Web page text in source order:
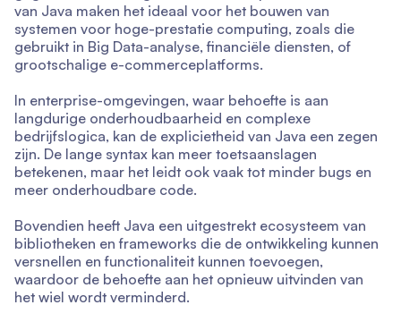
van Java maken het ideaal voor het bouwen van
systemen voor hoge-prestatie computing, zoals die
gebruikt in Big Data-analyse, financiële diensten, of
grootschalige e-commerceplatforms.
In enterprise-omgevingen, waar behoefte is aan
langdurige onderhoudbaarheid en complexe
bedrijfslogica, kan de explicietheid van Java een zegen
zijn. De lange syntax kan meer toetsaanslagen
betekenen, maar het leidt ook vaak tot minder bugs en
meer onderhoudbare code.
Bovendien heeft Java een uitgestrekt ecosysteem van
bibliotheken en frameworks die de ontwikkeling kunnen
versnellen en functionaliteit kunnen toevoegen,
waardoor de behoefte aan het opnieuw uitvinden van
het wiel wordt verminderd.